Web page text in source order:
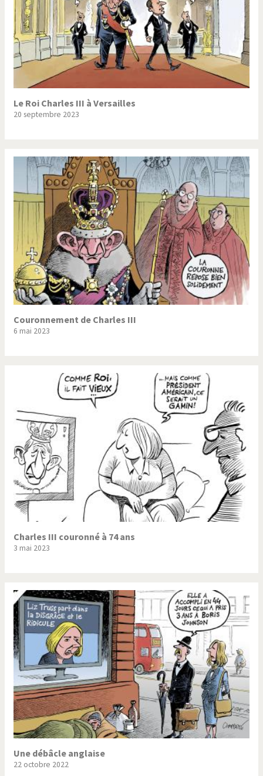
Le Roi Charles III à Versailles
20 septembre 2023
Couronnement de Charles III
6 mai 2023
Charles III couronné à 74 ans
3 mai 2023
Une débâcle anglaise
22 octobre 2022